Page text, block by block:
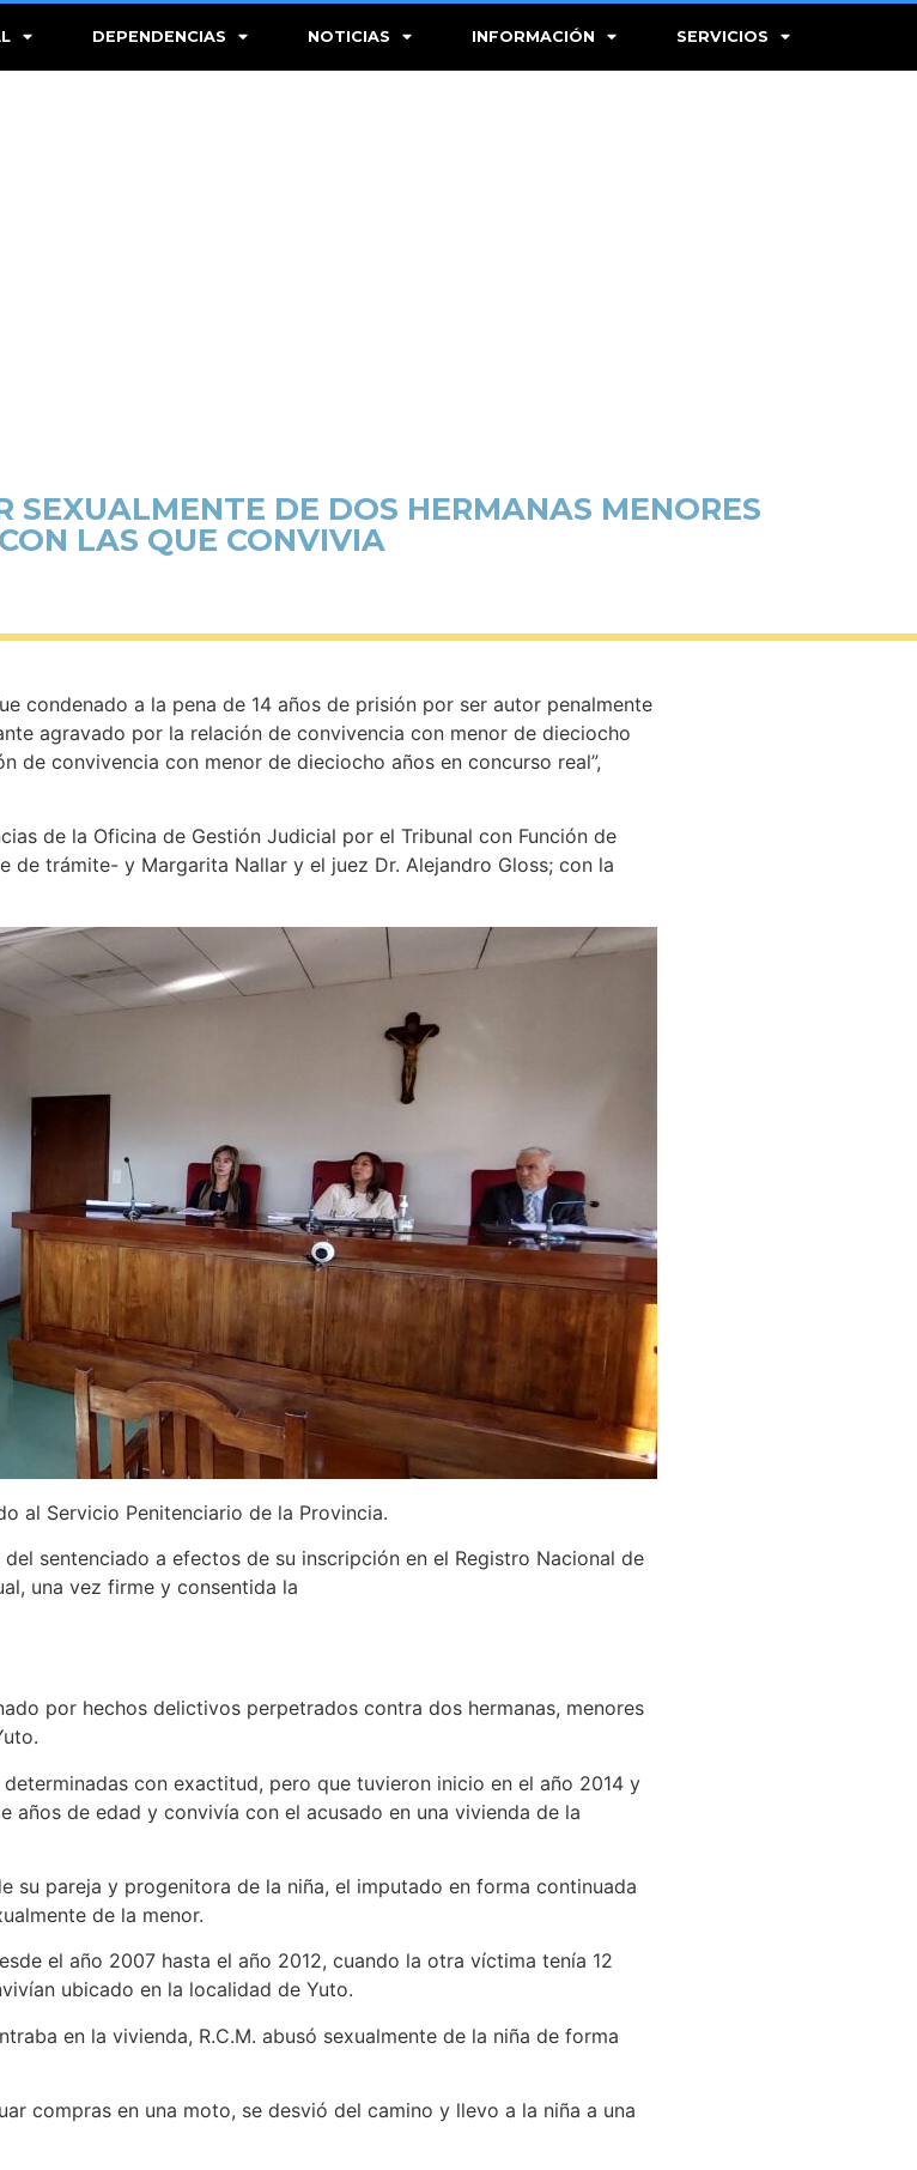
DEPENDENCIAS NOTICIAS INFORMACIÓN SERVICIOS
SEXUALMENTE DE DOS HERMANAS MENORES
LAS QUE CONVIVIA
condenado a la pena de 14 años de prisión por ser autor penalmente
agravado por la relación de convivencia con menor de dieciocho
de convivencia con menor de dieciocho años en concurso real”,
de la Oficina de Gestión Judicial por el Tribunal con Función de
de trámite- y Margarita Nallar y el juez Dr. Alejandro Gloss; con la
al Servicio Penitenciario de la Provincia.
sentenciado a efectos de su inscripción en el Registro Nacional de
una vez firme y consentida la
por hechos delictivos perpetrados contra dos hermanas, menores
con exactitud, pero que tuvieron inicio en el año 2014 y
años de edad y convivía con el acusado en una vivienda de la
su pareja y progenitora de la niña, el imputado en forma continuada
de la menor.
el año 2007 hasta el año 2012, cuando la otra víctima tenía 12
ubicado en la localidad de Yuto.
en la vivienda, R.C.M. abusó sexualmente de la niña de forma
compras en una moto, se desvió del camino y llevo a la niña a una